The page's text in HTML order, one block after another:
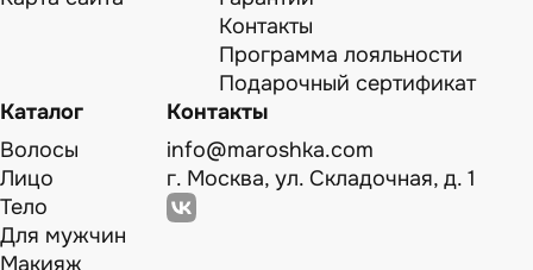
Контакты
Программа лояльности
Подарочный сертификат
Каталог
Волосы
Лицо
Тело
Для мужчин
Макияж
Контакты
info@maroshka.com
г. Москва, ул. Складочная, д. 1